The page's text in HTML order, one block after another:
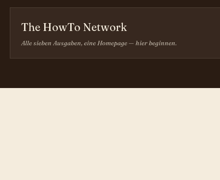
The HowTo Network
Alle sieben Ausgaben, eine Homepage — hier beginnen.